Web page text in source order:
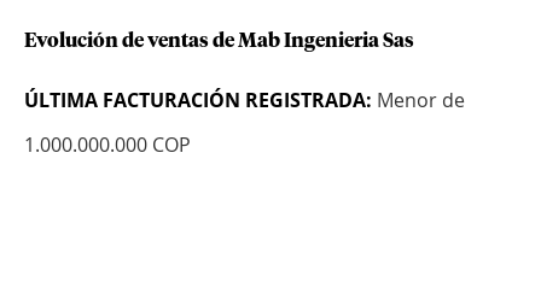
Evolución de ventas de Mab Ingenieria Sas
ÚLTIMA FACTURACIÓN REGISTRADA: Menor de
1.000.000.000 COP